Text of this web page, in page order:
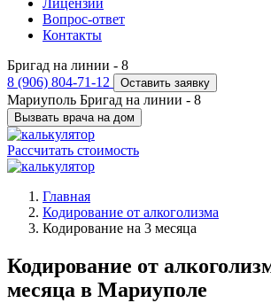
Вопрос-ответ
Контакты
Бригад на линии - 8
8 (906) 804-71-12
Оставить заявку
Мариуполь Бригад на линии - 8
Вызвать врача на дом
Рассчитать стоимость
Главная
Кодирование от алкоголизма
Кодирование на 3 месяца
Кодирование от
месяца в Мариуполе